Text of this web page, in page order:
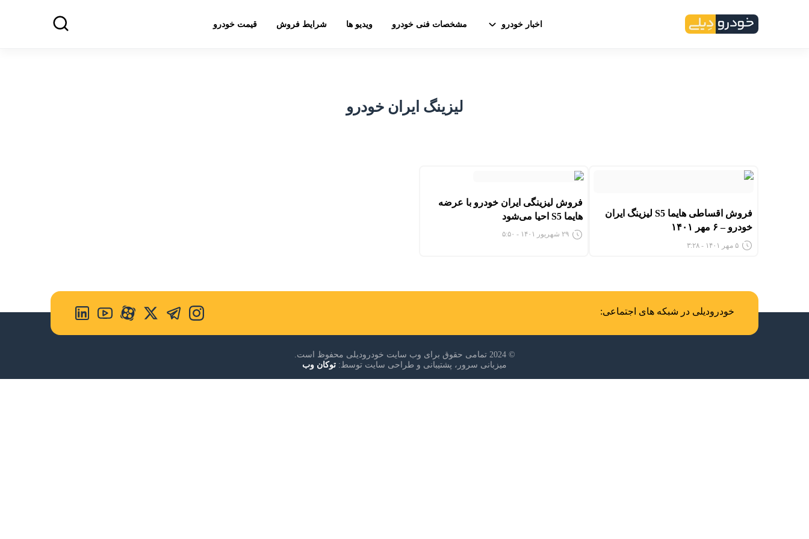
اخبار خودرو مشخصات فنی خودرو ویدیو ها شرایط فروش قیمت خودرو
لیزینگ ایران خودرو
فروش اقساطی هایما S5 لیزینگ ایران
خودرو – ۶ مهر ۱۴۰۱
۵ مهر ۱۴۰۱ - ۳:۲۸
فروش لیزینگی ایران خودرو با عرضه
هایما S5 احیا می‌شود
۲۹ شهریور ۱۴۰۱ - ۵:۵۰
خودرودیلی در شبکه های اجتماعی:
© 2024 تمامی حقوق برای وب سایت خودرودیلی محفوظ است.
میزبانی سرور، پشتیبانی و طراحی سایت توسط: توکان وب